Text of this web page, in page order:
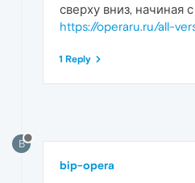
сверху вниз, начиная
https://operaru.ru/all-
1 Reply
B
bip-opera